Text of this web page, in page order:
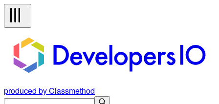
produced by Classmethod